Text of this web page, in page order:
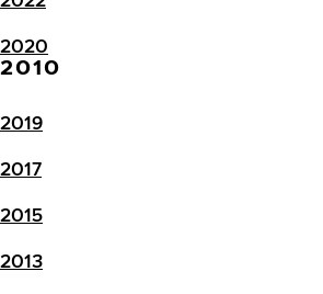
2020
2010
2019
2017
2015
2013